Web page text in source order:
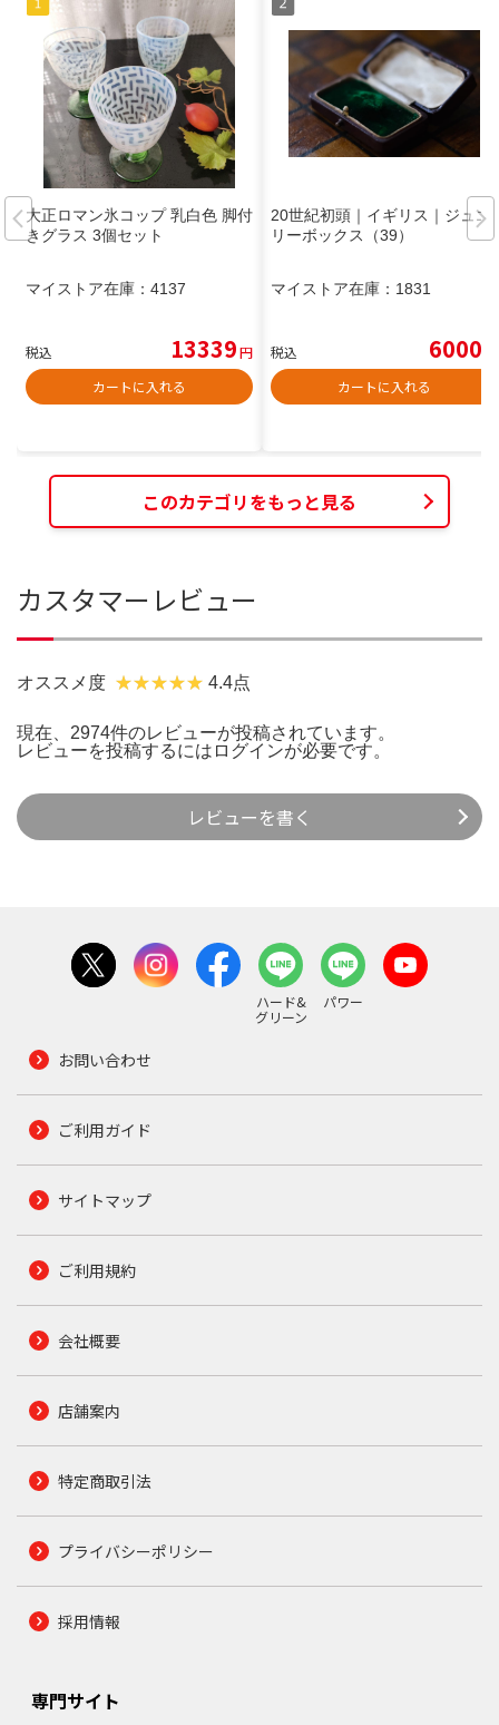
大正ロマン氷コップ 乳白色 脚付
きグラス 3個セット
マイストア在庫： 4137
税込 13339円
カートに入れる
20世紀初頭｜イギリス｜ジュエ
リーボックス（39）
マイストア在庫： 1831
税込 6000
カートに入れる
このカテゴリをもっと見る
カスタマーレビュー
オススメ度 4.4点
現在、2974件のレビューが投稿されています。
レビューを投稿するには ログインが必要です。
レビューを書く
ハード&
グリーン
パワー
お問い合わせ
ご利用ガイド
サイトマップ
ご利用規約
会社概要
店舗案内
特定商取引法
プライバシーポリシー
採用情報
専門サイト